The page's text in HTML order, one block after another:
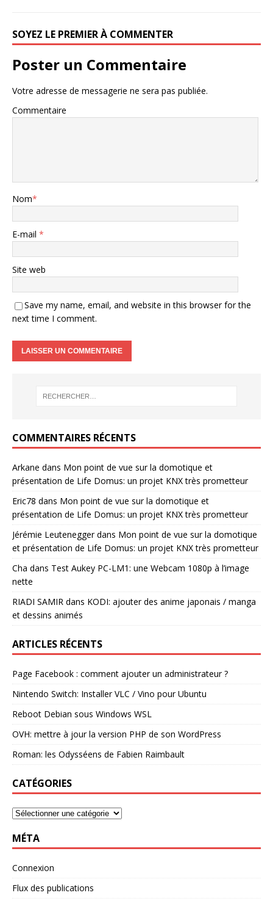
SOYEZ LE PREMIER À COMMENTER
Poster un Commentaire
Votre adresse de messagerie ne sera pas publiée.
Commentaire
Nom*
E-mail *
Site web
Save my name, email, and website in this browser for the
next time I comment.
COMMENTAIRES RÉCENTS
Arkane dans Mon point de vue sur la domotique et
présentation de Life Domus: un projet KNX très prometteur
Eric78 dans Mon point de vue sur la domotique et
présentation de Life Domus: un projet KNX très prometteur
Jérémie Leuteneggerdans Mon point de vue sur la domotique
et présentation de Life Domus: un projet KNX très prometteur
Cha dans Test Aukey PC-LM1: une Webcam 1080p à l’image
nette
RIADI SAMIR dans KODI: ajouter des anime japonais / manga
et dessins animés
ARTICLES RÉCENTS
Page Facebook : comment ajouter un administrateur ?
Nintendo Switch: Installer VLC / Vino pour Ubuntu
Reboot Debian sous Windows WSL
OVH: mettre à jour la version PHP de son WordPress
Roman: les Odysséens de Fabien Raimbault
CATÉGORIES
MÉTA
Connexion
Flux des publications